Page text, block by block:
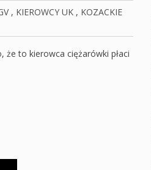
, KIEROWCY UK , KOZACKIE
że to kierowca ciężarówki płaci